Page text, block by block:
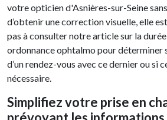
votre opticien d'Asnières-sur-Seine
d’obtenir une correction visuelle, elle
pas à consulter notre article sur la
ordonnance ophtalmo pour déterminer
d’un rendez-vous avec ce dernier ou si
nécessaire.
Simplifiez votre prise en